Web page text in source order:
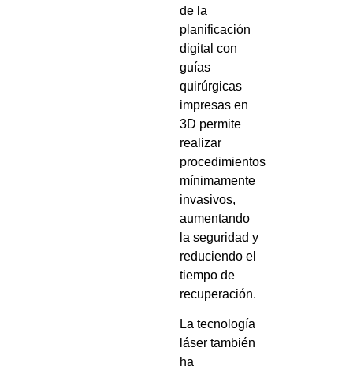
de la
planificación
digital con
guías
quirúrgicas
impresas en
3D permite
realizar
procedimientos
mínimamente
invasivos,
aumentando
la seguridad y
reduciendo el
tiempo de
recuperación.
La tecnología
láser también
ha